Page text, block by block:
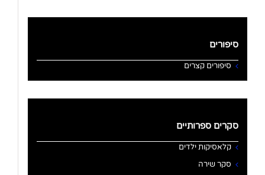
סיפורים
סיפורים קצרים
סקרים ספרותיים
קלאסיקות ילדים
סקר שירה